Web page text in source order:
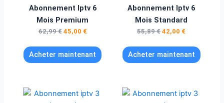
Abonnement Iptv 6
Mois Premium
62,99€ 45,00 €
Acheter maintenant
Abonnement Iptv 6
Mois Standard
55,89€ 42,00 €
Acheter maintenant